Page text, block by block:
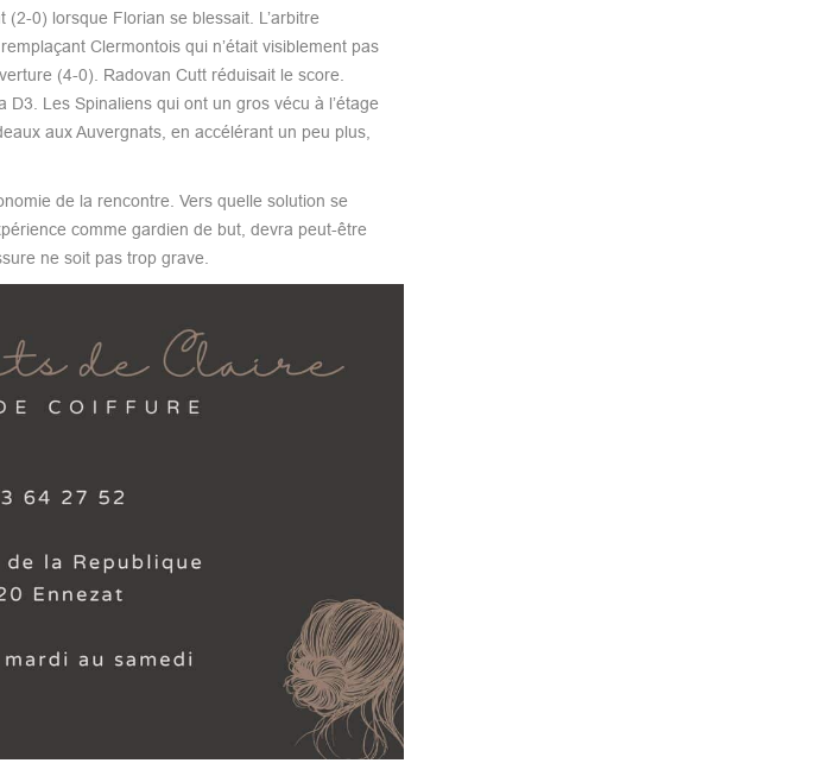
0) lorsque Florian se blessait. L’arbitre
Clermontois qui n’était visiblement pas
(4-0). Radovan Cutt réduisait le score.
Les Spinaliens qui ont un gros vécu à l’étage
aux Auvergnats, en accélérant un peu plus,
de la rencontre. Vers quelle solution se
comme gardien de but, devra peut-être
ne soit pas trop grave.